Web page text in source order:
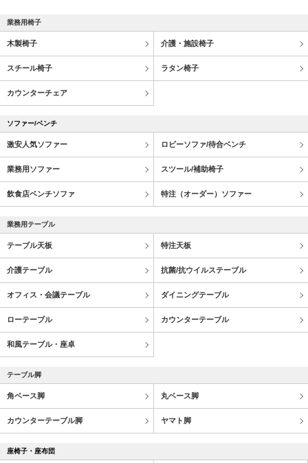
業務用椅子
木製椅子 介護・施設椅子
スチール椅子 ラタン椅子
カウンターチェア
ソファー/ベンチ
激安人気ソファー ロビーソファ/待合ベンチ
業務用ソファー スツール/補助椅子
飲食店ベンチソファ 特注（オーダー）ソファー
業務用テーブル
テーブル天板 特注天板
介護テーブル 抗菌/抗ウイルステーブル
オフィス・会議テーブル ダイニングテーブル
ローテーブル カウンターテーブル
和風テーブル・座卓
テーブル脚
角ベース脚 丸ベース脚
カウンターテーブル脚 ヤマト脚
座椅子・座布団